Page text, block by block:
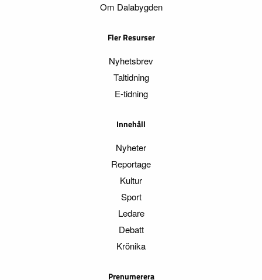
Om Dalabygden
Fler Resurser
Nyhetsbrev
Taltidning
E-tidning
Innehåll
Nyheter
Reportage
Kultur
Sport
Ledare
Debatt
Krönika
Prenumerera